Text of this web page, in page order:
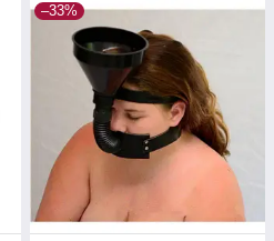
–33%